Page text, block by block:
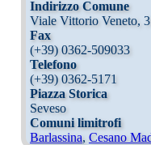
Indirizzo Comune
Viale Vittorio Veneto,
Fax
(+39) 0362-509033
Telefono
(+39) 0362-5171
Piazza Storica
Seveso
Comuni limitrofi
Barlassina, Cesano